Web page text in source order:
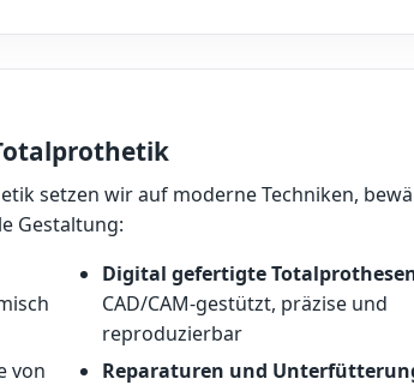
setzen wir auf moderne Techniken,
Gestaltung:
von
Digital gefertigte
CAD/CAM-gestützt, präzise und
reproduzierbar
Reparaturen und